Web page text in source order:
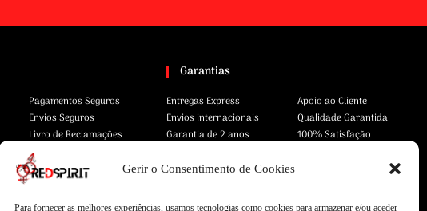
Gerir o Consentimento de Cookies
Para fornecer as melhores experiências, usamos tecnologias como cookies para armazenar e/ou aceder
Pagamentos Seguros
Envios Seguros
Livro de Reclamações
Garantias
Entregas Express
Envios internacionais
Garantia de 2 anos
Apoio ao Cliente
Qualidade Garantida
100% Satisfação